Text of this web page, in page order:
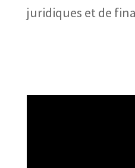
juridiques et de